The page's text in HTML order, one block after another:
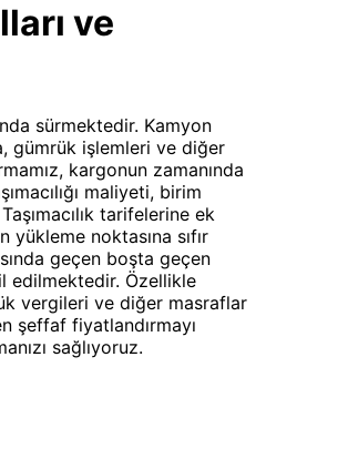
ve
sürmektedir. Kamyon
gümrük işlemleri ve diğer
kargonun zamanında
maliyeti, birim
tarifelerine ek
noktasına sıfır
geçen boşta geçen
edilmektedir. Özellikle
vergileri ve diğer masraflar
şeffaf fiyatlandırmayı
sağlıyoruz.